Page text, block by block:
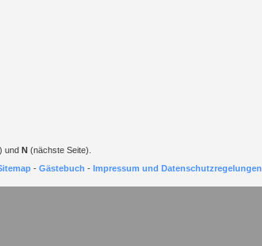
und N(nächste Seite).
- Gästebuch - Impressum und Datenschutzregelungen